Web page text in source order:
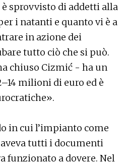
sprovvisto di addetti alla
i natanti e quanto vi è a
in azione dei
tutto ciò che si può.
chiuso Cizmić - ha un
milioni di euro ed è
in cui l’impianto come
tutti i documenti
funzionato a dovere. Nel